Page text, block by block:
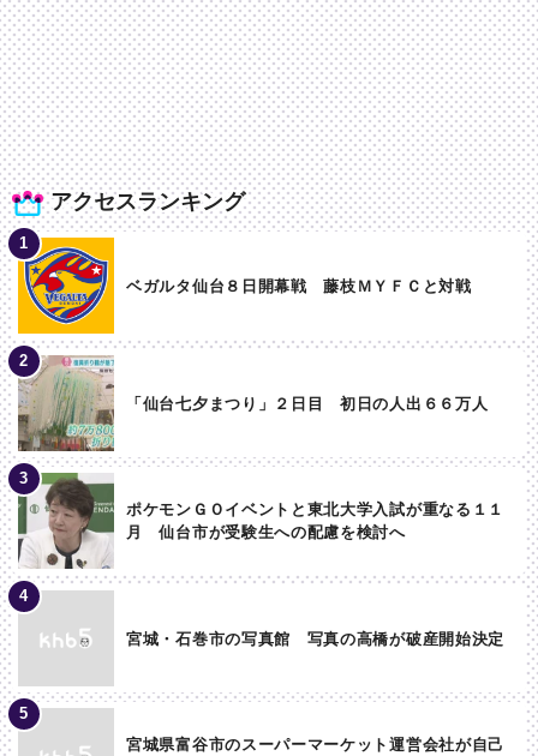
アクセスランキング
ベガルタ仙台８日開幕戦 藤枝ＭＹＦＣと対戦
「仙台七夕まつり」２日目 初日の人出６６万人
ポケモンＧＯイベントと東北大学入試が重なる１１
月 仙台市が受験生への配慮を検討へ
宮城・石巻市の写真館 写真の高橋が破産開始決定
宮城県富谷市のスーパーマーケット運営会社が自己